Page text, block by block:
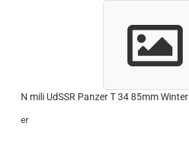
N mili UdSSR Panzer T 34 85mm Winter
er